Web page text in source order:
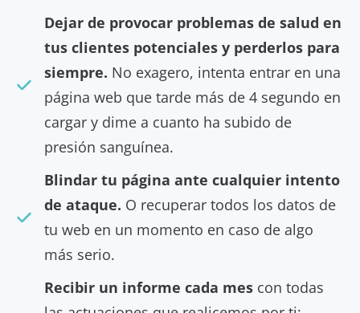
Dejar de provocar problemas de salud en
tus clientes potenciales y perderlos para
siempre. No exagero, intenta entrar en una
página web que tarde más de 4 segundo en
cargar y dime a cuanto ha subido de
presión sanguínea.
Blindar tu página ante cualquier intento
de ataque. O recuperar todos los datos de
tu web en un momento en caso de algo
más serio.
Recibir un informe cada mes con todas